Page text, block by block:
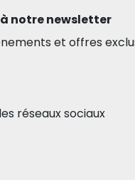
notre newsletter​
et offres
réseaux sociaux